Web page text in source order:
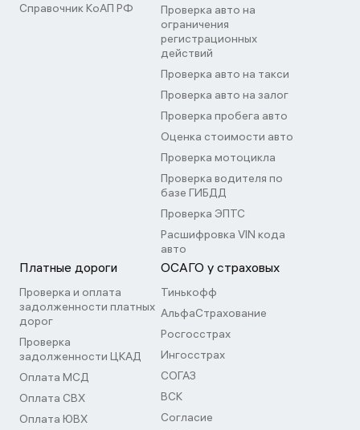
Справочник КоАП РФ
Проверка авто на
ограничения
регистрационных
действий
Проверка авто на такси
Проверка авто на залог
Проверка пробега авто
Оценка стоимости авто
Проверка мотоцикла
Проверка водителя по
базе ГИБДД
Проверка ЭПТС
Расшифровка VIN кода
авто
Платные дороги
Проверка и оплата
задолженности платных
дорог
Проверка
задолженности ЦКАД
Оплата МСД
Оплата СВХ
Оплата ЮВХ
ОСАГО у страховых
Тинькофф
АльфаСтрахование
Росгосстрах
Ингосстрах
СОГАЗ
ВСК
Согласие